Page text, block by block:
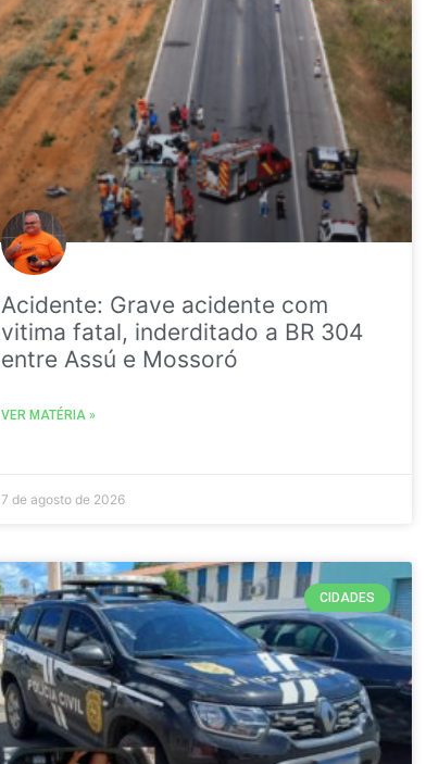
Acidente: Grave acidente com
vitima fatal, inderditado a BR 304
entre Assú e Mossoró
VER MATÉRIA »
7 de agosto de 2026
CIDADES